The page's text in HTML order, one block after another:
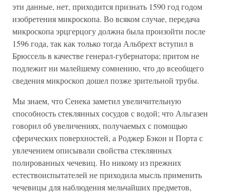
эти данные, нет, приходится признать 1590 год годом
изобретения микроскопа. Во всяком случае, передача
микроскопа эрцгерцогу должна была произойти после
1596 года, так как только тогда Альбрехт вступил в
Брюссель в качестве генерал-губернатора; притом не
подлежит ни малейшему сомнению, что до всеобщего
сведения микроскоп дошел позже зрительной трубы.
Мы знаем, что Сенека заметил увеличительную
способность стеклянных сосудов с водой; что Альгазен
говорил об увеличениях, получаемых с помощью
сферических поверхностей, а Роджер Бэкон и Порта с
увлечением описывали свойства стеклянных
полированных чечевиц. Но никому из прежних
естествоиспытателей не приходила мысль применить
чечевицы для наблюдения мельчайших предметов,